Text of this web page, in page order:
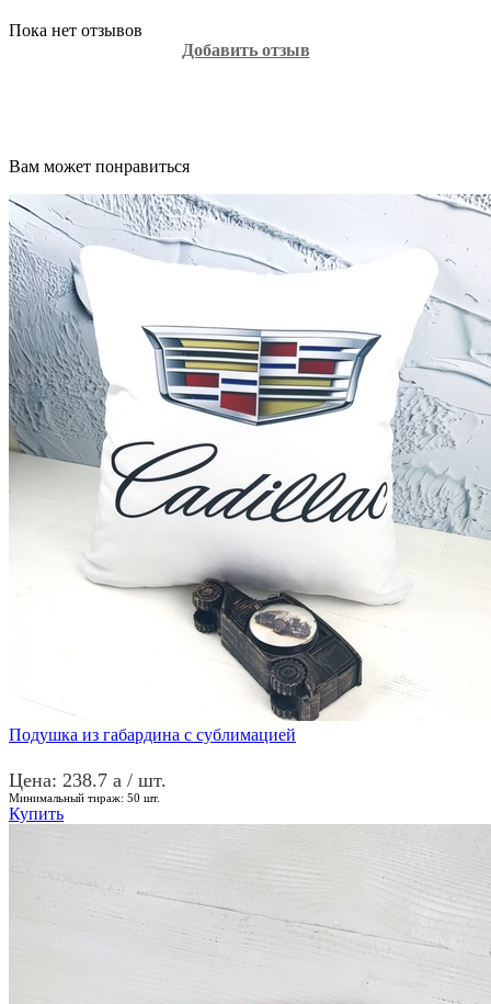
Пока нет отзывов
Добавить отзыв
Вам может понравиться
Подушка из габардина с сублимацией
Цена: 238.7 a / шт.
Минимальный тираж: 50 шт.
Купить